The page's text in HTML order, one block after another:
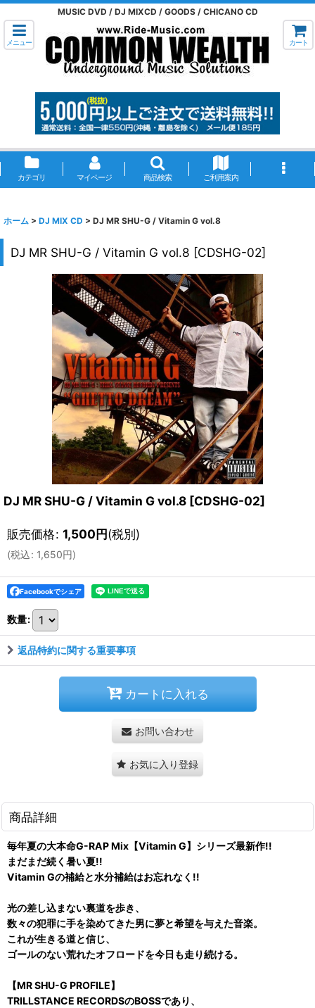
MUSIC DVD / DJ MIXCD / GOODS / CHICANO CD
メニュー カート
カテゴリ マイページ 商品検索 ご利用案内
ホーム > DJ MIX CD > DJ MR SHU-G / Vitamin G vol.8
DJ MR SHU-G / Vitamin G vol.8 [CDSHG-02]
DJ MR SHU-G / Vitamin G vol.8 [CDSHG-02]
販売価格: 1,500円(税別)
(税込: 1,650円)
Facebookでシェア
数量:
返品特約に関する重要事項
カートに入れる
お問い合わせ
お気に入り登録
商品詳細
毎年夏の大本命G-RAP Mix【Vitamin G】シリーズ最新作!!
まだまだ続く暑い夏!!
Vitamin Gの補給と水分補給はお忘れなく!!
光の差し込まない裏道を歩き、
数々の犯罪に手を染めてきた男に夢と希望を与えた音楽。
これが生きる道と信じ、
ゴールのない荒れたオフロードを今日も走り続ける。
【MR SHU-G PROFILE】
TRILLSTANCE RECORDSのBOSSであり、